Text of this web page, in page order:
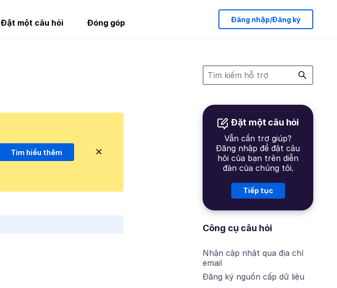
Đặt một câu hỏi Đóng góp Đăng nhập/Đăng ký
Đặt một câu hỏi
Vẫn cần trợ giúp?
Đăng nhập để đặt câu
hỏi của bạn trên diễn
đàn của chúng tôi.
Tiếp tục
Công cụ câu hỏi
Nhận cập nhật qua địa chỉ
email
Đăng ký nguồn cấp dữ liệu
Tìm hiểu thêm